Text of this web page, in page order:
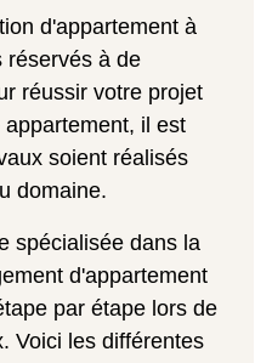
d'appartement à
réservés à de
réussir votre projet
il est
soient réalisés
domaine.
spécialisée dans la
d'appartement
par étape lors de
Voici les différentes